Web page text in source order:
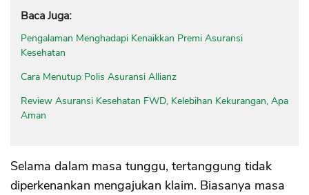
Baca Juga:
Pengalaman Menghadapi Kenaikkan Premi Asuransi
Kesehatan
Cara Menutup Polis Asuransi Allianz
Review Asuransi Kesehatan FWD, Kelebihan Kekurangan, Apa
Aman
Selama dalam masa tunggu, tertanggung tidak
diperkenankan mengajukan klaim. Biasanya masa